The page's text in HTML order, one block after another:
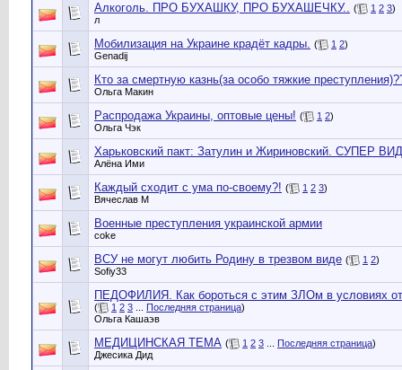
Алкоголь. ПРО БУХАШКУ, ПРО БУХАШЕЧКУ.. ( 1 2 3)
л
Мобилизация на Украине крадёт кадры. ( 1 2)
Genadij
Кто за смертную казнь(за особо тяжкие
Ольга Макин
Распродажа Украины, оптовые цены! ( 1 2)
Ольга Чэк
Харьковский пакт: Затулин и Жириновский. СУПЕР
Алёна Ими
Каждый сходит с ума по-своему?! ( 1 2 3)
Вячеслав М
Военные преступления украинской армии
coke
ВСУ не могут любить Родину в трезвом виде ( 1 2)
Sofiy33
ПЕДОФИЛИЯ. Как бороться с этим ЗЛОм в условиях
( 1 2 3 Последняя страница)
Ольга Кашаэв
МЕДИЦИНСКАЯ ТЕМА ( 1 2 3 Последняя страница)
Джесика Дид